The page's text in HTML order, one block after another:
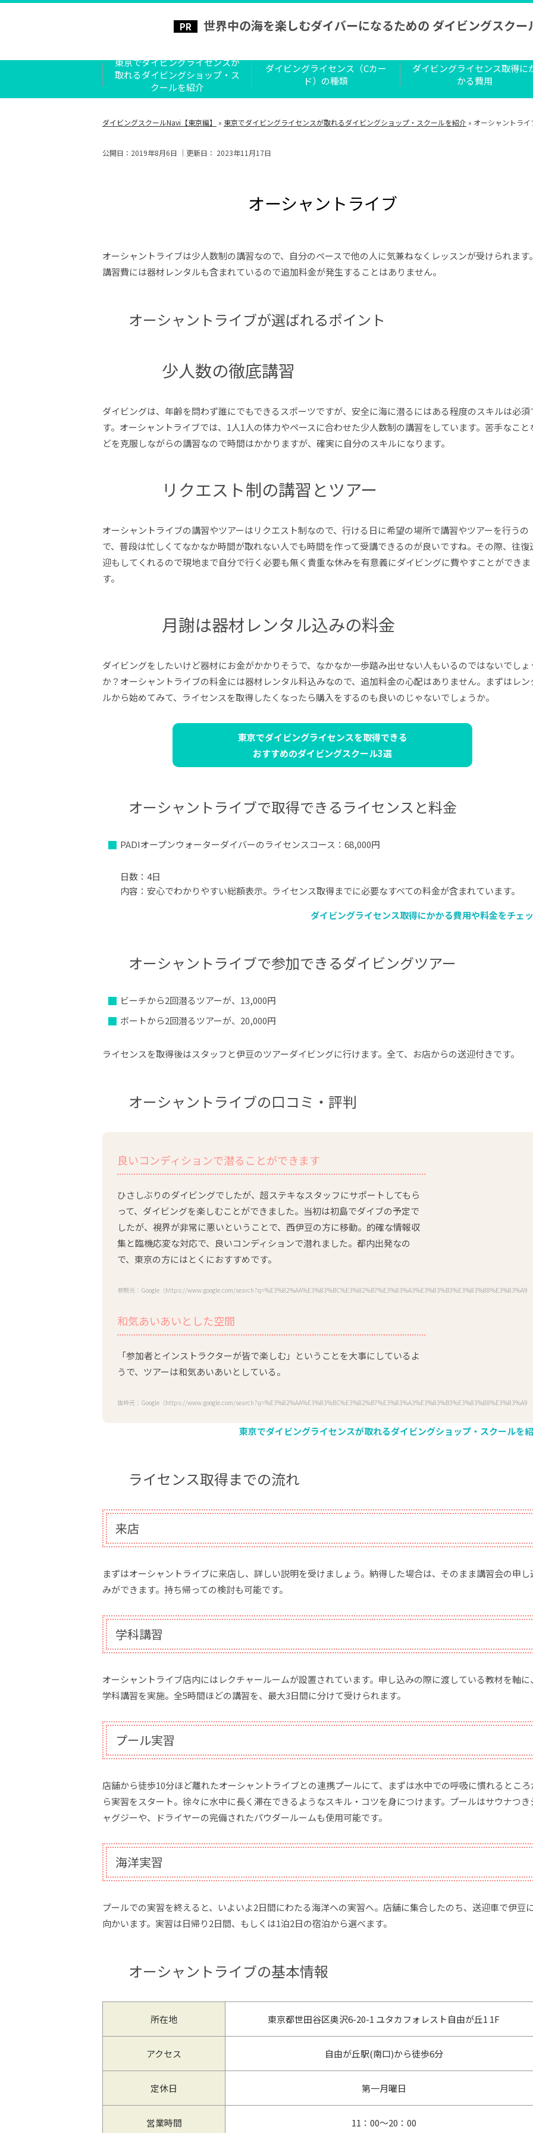
世界中の海を楽しむダイバーになるための ダイビングスク
東京でダイビングライセンスが
取れるダイビングショップ・ス
クールを紹介
ダイビングライセンス（Cカー
ド）の種類
ダイビングライセンス取得に
かる費用
ダイビングスクールNavi【東京編】 » 東京でダイビングライセンスが取れるダイビングショップ・スクールを紹介 » オーシャントライ
公開日： 2019年8月6日 ｜更新日： 2023年11月17日
オーシャントライブ
オーシャントライブは少人数制の講習なので、自分のペースで他の人に気兼ねなくレッスンが受けられます
講習費には器材レンタルも含まれているので追加料金が発生することはありません。
オーシャントライブが選ばれるポイント
少人数の徹底講習
ダイビングは、年齢を問わず誰にでもできるスポーツですが、安全に海に潜るにはある程度のスキルは必須
す。オーシャントライブでは、1人1人の体力やペースに合わせた少人数制の講習をしています。苦手なこと
どを克服しながらの講習なので時間はかかりますが、確実に自分のスキルになります。
リクエスト制の講習とツアー
オーシャントライブの講習やツアーはリクエスト制なので、行ける日に希望の場所で講習やツアーを行うの
で、普段は忙しくてなかなか時間が取れない人でも時間を作って受講できるのが良いですね。その際、往復
迎もしてくれるので現地まで自分で行く必要も無く貴重な休みを有意義にダイビングに費やすことができま
す。
月謝は器材レンタル込みの料金
ダイビングをしたいけど器材にお金がかかりそうで、なかなか一歩踏み出せない人もいるのではないでしょ
か？オーシャントライブの料金には器材レンタル料込みなので、追加料金の心配はありません。まずはレン
ルから始めてみて、ライセンスを取得したくなったら購入をするのも良いのじゃないでしょうか。
東京でダイビングライセンスを取得できる
おすすめのダイビングスクール3選
オーシャントライブで取得できるライセンスと料金
PADIオープンウォーターダイバーのライセンスコース：68,000円
日数：4日
内容：安心でわかりやすい総額表示。ライセンス取得までに必要なすべての料金が含まれています。
ダイビングライセンス取得にかかる費用や料金をチェ
オーシャントライブで参加できるダイビングツアー
ビーチから2回潜るツアーが、13,000円
ボートから2回潜るツアーが、20,000円
ライセンスを取得後はスタッフと伊豆のツアーダイビングに行けます。全て、お店からの送迎付きです。
オーシャントライブの口コミ・評判
良いコンディションで潜ることができます
ひさしぶりのダイビングでしたが、超ステキなスタッフにサポートしてもら
って、ダイビングを楽しむことができました。当初は初島でダイブの予定で
したが、視界が非常に悪いということで、西伊豆の方に移動。的確な情報収
集と臨機応変な対応で、良いコンディションで潜れました。都内出発なの
で、東京の方にはとくにおすすめです。
参照元：Google（https://www.google.com/
和気あいあいとした空間
「参加者とインストラクターが皆で楽しむ」ということを大事にしているよ
うで、ツアーは和気あいあいとしている。
抜粋元：Google（https://www.google.com/
東京でダイビングライセンスが取れるダイビングショップ・スクールを
ライセンス取得までの流れ
来店
まずはオーシャントライブに来店し、詳しい説明を受けましょう。納得した場合は、そのまま講習会の申し
みができます。持ち帰っての検討も可能です。
学科講習
オーシャントライブ店内にはレクチャールームが設置されています。申し込みの際に渡している教材を軸に
学科講習を実施。全5時間ほどの講習を、最大3日間に分けて受けられます。
プール実習
店舗から徒歩10分ほど離れたオーシャントライブとの連携プールにて、まずは水中での呼吸に慣れるところ
ら実習をスタート。徐々に水中に長く滞在できるようなスキル・コツを身につけます。プールはサウナつき
ャグジーや、ドライヤーの完備されたパウダールームも使用可能です。
海洋実習
プールでの実習を終えると、いよいよ2日間にわたる海洋への実習へ。店舗に集合したのち、送迎車で伊豆
向かいます。実習は日帰り2日間、もしくは1泊2日の宿泊から選べます。
オーシャントライブの基本情報
所在地 東京都世田谷区奥沢6-20-1 ユタカフォレスト自由が丘1 1F
アクセス 自由が丘駅(南口)から徒歩6分
定休日 第一月曜日
営業時間 11：00～20：00